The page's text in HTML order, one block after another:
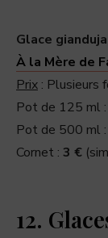
Glace
À la Mère de
Prix : Plusieurs
Pot de 125 ml :
Pot de 500 ml :
Cornet : 3 €
12.